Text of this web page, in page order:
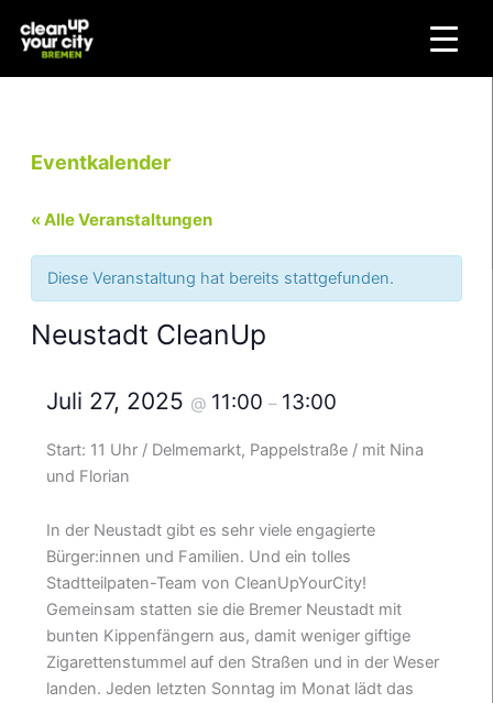
Inhalt
springen
Eventkalender
« Alle Veranstaltungen
Diese Veranstaltung hat bereits stattgefunden.
Neustadt CleanUp
Juli 27, 2025 @ 11:00– 13:00
Start: 11 Uhr / Delmemarkt, Pappelstraße / mit Nina
und Florian
In der Neustadt gibt es sehr viele engagierte
Bürger:innen und Familien. Und ein tolles
Stadtteilpaten-Team von CleanUpYourCity!
Gemeinsam statten sie die Bremer Neustadt mit
bunten Kippenfängern aus, damit weniger giftige
Zigarettenstummel auf den Straßen und in der Weser
landen. Jeden letzten Sonntag im Monat lädt das